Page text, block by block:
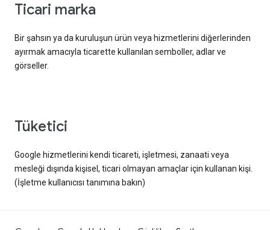
ticari marka
Bir şahsın ya da kuruluşun ürün veya hizmetlerini diğerlerinden
ayırmak amacıyla ticarette kullanılan semboller, adlar ve
görseller.
tüketici
Google hizmetlerini kendi ticareti, işletmesi, zanaati veya
mesleği dışında kişisel, ticari olmayan amaçlar için kullanan kişi.
(İşletme kullanıcısı tanımına bakın)